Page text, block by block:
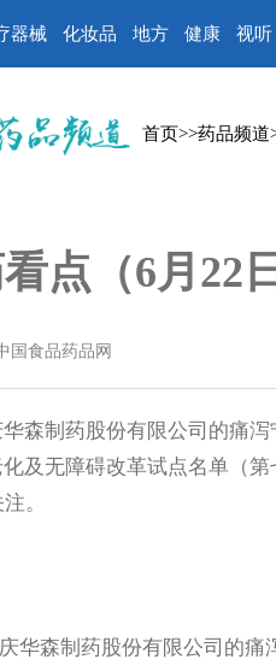
器械 化妆品 地方 健康 视听
首页>>药品频道
点（6月22
国食品药品网
森制药股份有限公司的痛
及无障碍改革试点名单（
。
华森制药股份有限公司的